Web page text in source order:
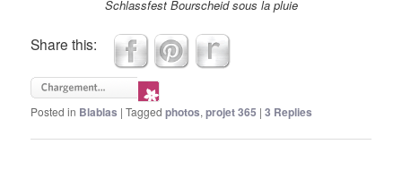
Schlassfest Bourscheid sous la pluie
Share this:
Posted in Blablas |Tagged photos,projet 365 |3 Replies